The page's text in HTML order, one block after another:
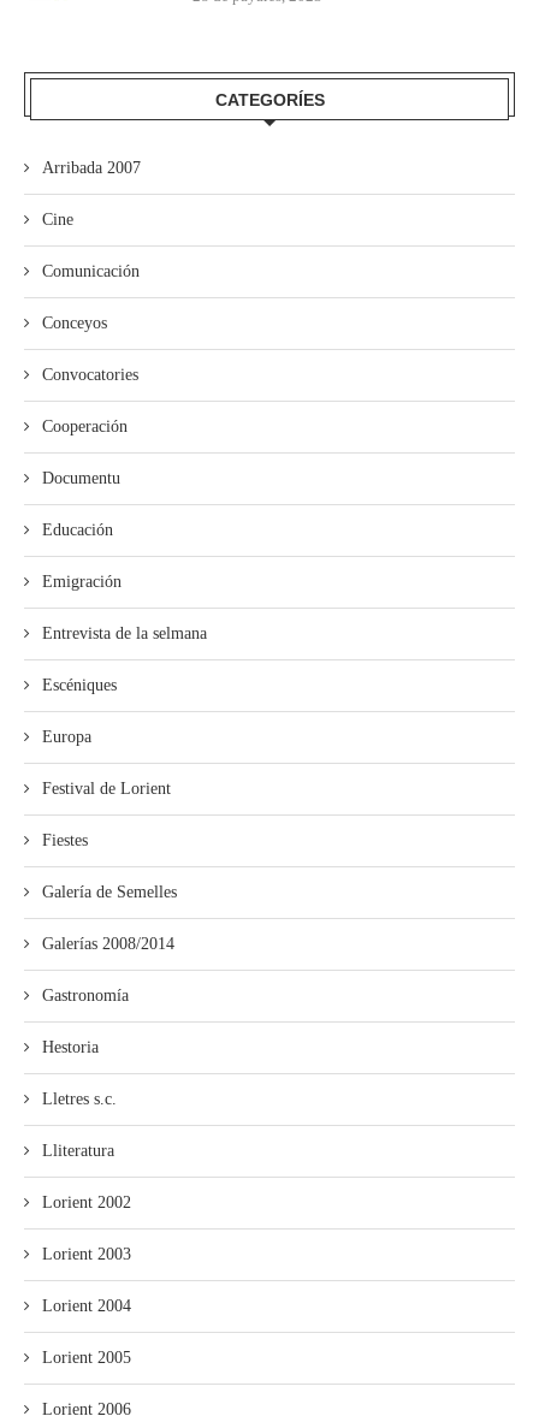
CATEGORÍES
Arribada 2007
Cine
Comunicación
Conceyos
Convocatories
Cooperación
Documentu
Educación
Emigración
Entrevista de la selmana
Escéniques
Europa
Festival de Lorient
Fiestes
Galería de Semelles
Galerías 2008/2014
Gastronomía
Hestoria
Lletres s.c.
Lliteratura
Lorient 2002
Lorient 2003
Lorient 2004
Lorient 2005
Lorient 2006